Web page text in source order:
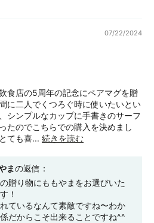
07/22/2024
食店の5周年の記念にペアマグを贈
に二人でくつろぐ時に使いたいとい
シンプルなカップに手書きのサーフ
たのでこちらでの購入を決めまし
ても喜... 続きを読む
まの返信：
贈り物にももやまをお選びいた
！
ているなんて素敵ですね〜わか
だからこそ出来ることですね^^